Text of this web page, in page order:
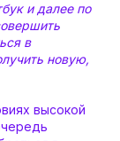
и далее по
в
новую,
высокой